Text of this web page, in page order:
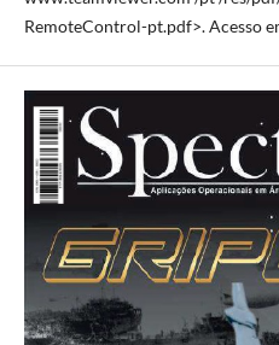
RemoteControl-pt.pdf>. Acesso